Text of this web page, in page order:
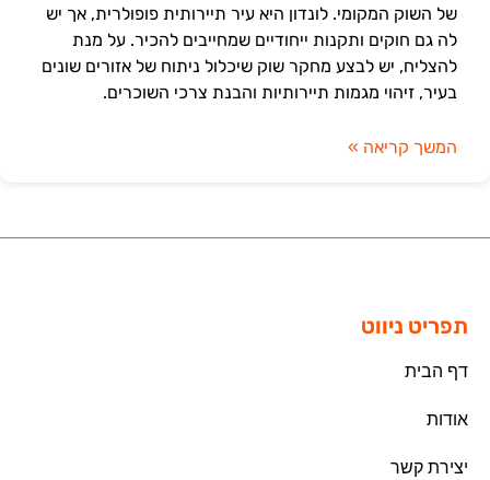
של השוק המקומי. לונדון היא עיר תיירותית פופולרית, אך יש
לה גם חוקים ותקנות ייחודיים שמחייבים להכיר. על מנת
להצליח, יש לבצע מחקר שוק שיכלול ניתוח של אזורים שונים
בעיר, זיהוי מגמות תיירותיות והבנת צרכי השוכרים.
המשך קריאה »
תפריט ניווט
דף הבית
אודות
יצירת קשר